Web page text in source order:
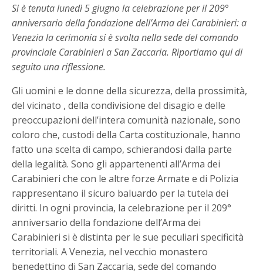
Si è tenuta lunedì 5 giugno la celebrazione per il 209°
anniversario della fondazione dell’Arma dei Carabinieri: a
Venezia la cerimonia si è svolta nella sede del comando
provinciale Carabinieri a San Zaccaria. Riportiamo qui di
seguito una riflessione.
Gli uomini e le donne della sicurezza, della prossimità,
del vicinato , della condivisione del disagio e delle
preoccupazioni dell’intera comunità nazionale, sono
coloro che, custodi della Carta costituzionale, hanno
fatto una scelta di campo, schierandosi dalla parte
della legalità. Sono gli appartenenti all’Arma dei
Carabinieri che con le altre forze Armate e di Polizia
rappresentano il sicuro baluardo per la tutela dei
diritti. In ogni provincia, la celebrazione per il 209°
anniversario della fondazione dell’Arma dei
Carabinieri si è distinta per le sue peculiari specificità
territoriali. A Venezia, nel vecchio monastero
benedettino di San Zaccaria, sede del comando